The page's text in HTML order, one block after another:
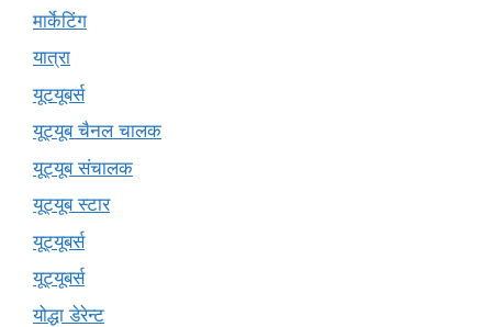
मार्केटिंग
यात्रा
यूटयूबर्स
यूट्यूब चैनल चालक
यूट्यूब संचालक
यूट्यूब स्टार
यूट्‍यूबर्स
यूट्यूबर्स
योद्धा डेरेन्ट